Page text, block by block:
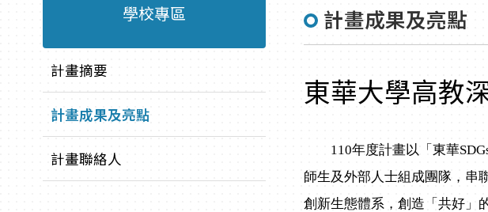
學校專區
計畫摘要
計畫成果及亮點
計畫聯絡人
計畫成果及亮點
東華大學高教
110年度計畫以「東華SDGs
師生及外部人士組成團隊，串
創新生態體系，創造「共好」